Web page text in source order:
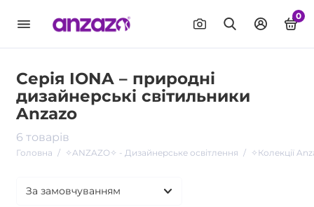
0
Серія IONA – природні
дизайнерські світильники
Anzazo
6 товарів
Головна ✧ANZAZO✧ - Дизайнерське освітлення ✧Колекції